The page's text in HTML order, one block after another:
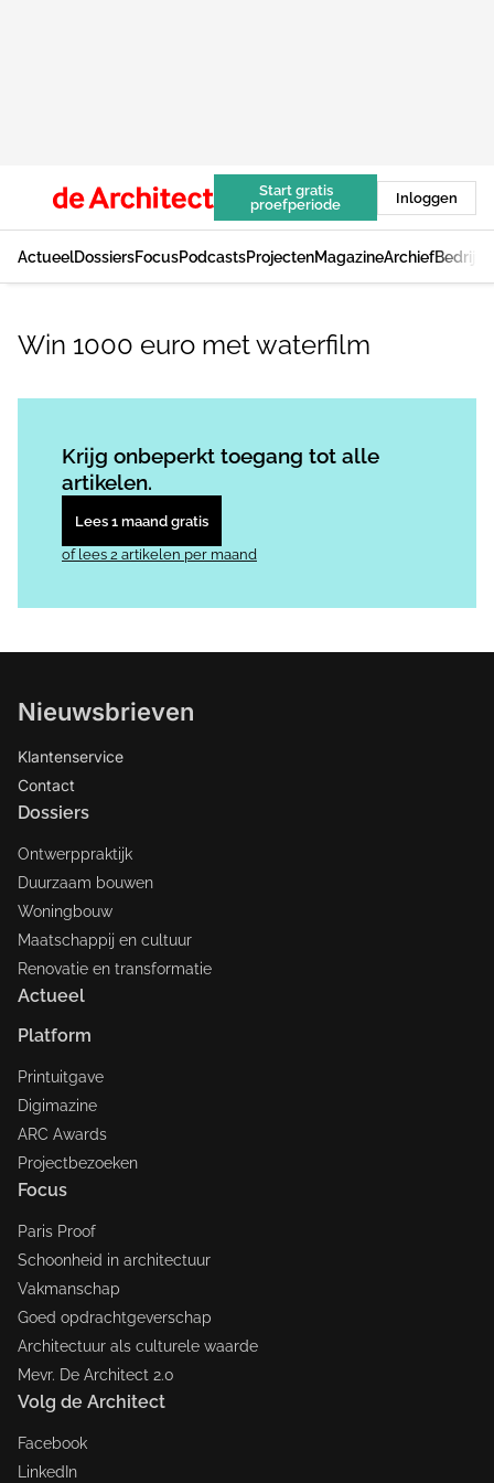
Start gratis
proefperiode
Inloggen
ActueelDossiersFocusPodcastsProjectenMagazineArchief
Win 1000 euro met waterfilm
Krijg onbeperkt toegang tot alle
artikelen.
Lees 1 maand gratis
of lees 2 artikelen per maand
Nieuwsbrieven
Klantenservice
Contact
Dossiers
Ontwerppraktijk
Duurzaam bouwen
Woningbouw
Maatschappij en cultuur
Renovatie en transformatie
Actueel
Platform
Printuitgave
Digimazine
ARC Awards
Projectbezoeken
Focus
Paris Proof
Schoonheid in architectuur
Vakmanschap
Goed opdrachtgeverschap
Architectuur als culturele waarde
Mevr. De Architect 2.0
Volg de Architect
Facebook
LinkedIn